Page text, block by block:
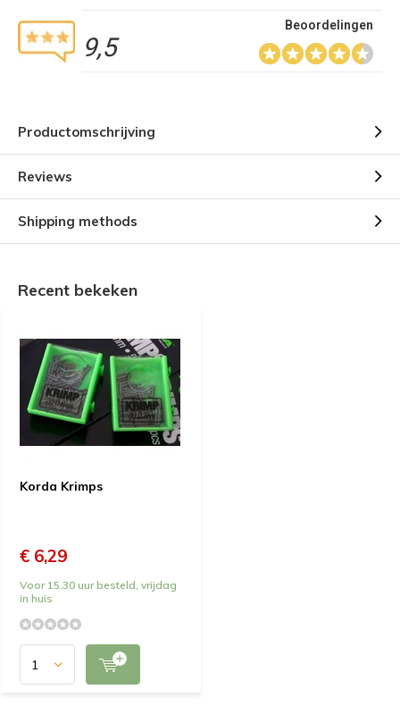
9,5
Beoordelingen
Productomschrijving
Reviews
Shipping methods
Recent bekeken
Korda Krimps
€ 6,29
Voor 15.30 uur besteld, vrijdag
in huis